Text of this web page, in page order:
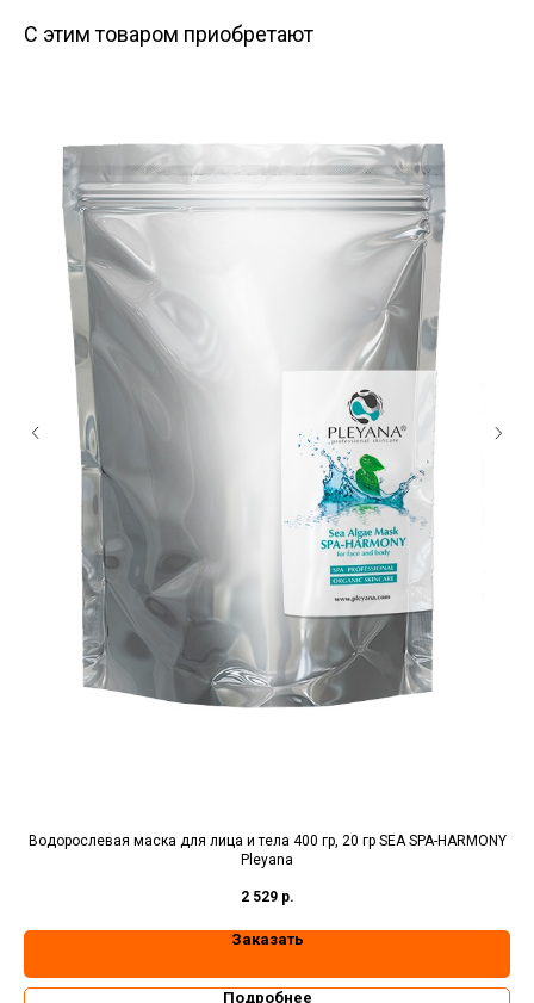
С этим товаром приобретают
Водорослевая маска для лица и тела 400 гр, 20 гр SEA SPA-HARMONY
Pleyana
2 529 р.
Заказать
Подробнее